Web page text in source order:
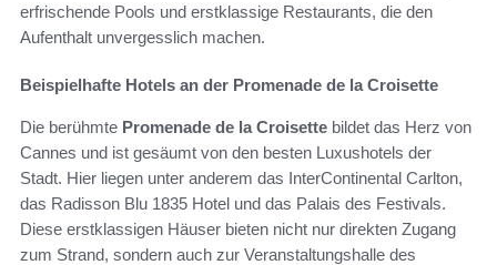
erfrischende Pools und erstklassige Restaurants, die den
Aufenthalt unvergesslich machen.
Beispielhafte Hotels an der Promenade de la Croisette
Die berühmte Promenade de la Croisette bildet das Herz von
Cannes und ist gesäumt von den besten Luxushotels der
Stadt. Hier liegen unter anderem das InterContinental Carlton,
das Radisson Blu 1835 Hotel und das Palais des Festivals.
Diese erstklassigen Häuser bieten nicht nur direkten Zugang
zum Strand, sondern auch zur Veranstaltungshalle des